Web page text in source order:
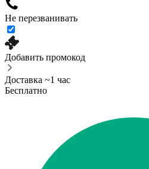
Не перезванивать
Добавить промокод
Доставка ~1 час
Бесплатно